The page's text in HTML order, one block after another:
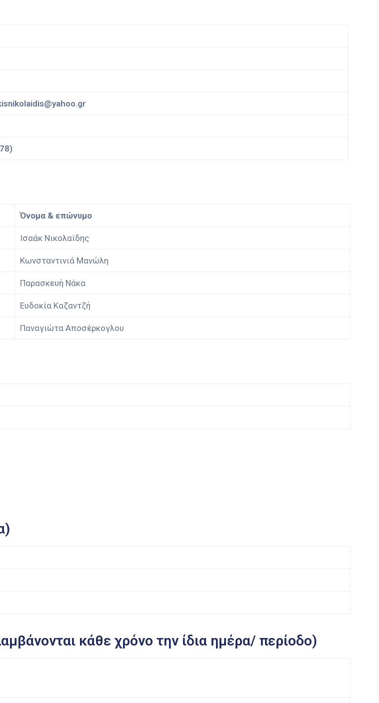
Όνομα & επώνυμο
Ισαάκ Νικολαϊδης
Κωνσταντινιά Μανώλη
Παρασκευή Νάκα
Ευδοκία Καζαντζή
Παναγιώτα Αποσέρκογλου
κάθε χρόνο την ίδια ημέρα/ περίοδο)